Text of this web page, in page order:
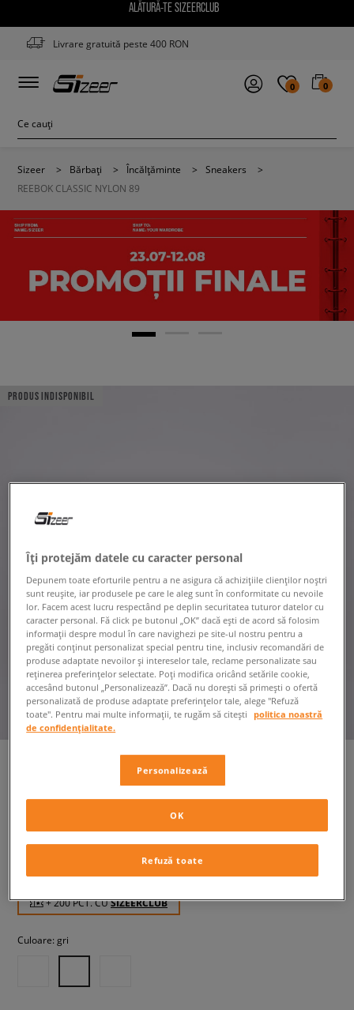
ALĂTURĂ-TE SIZEERCLUB
Livrare gratuită peste 400 RON
0 0
Sizeer > Bărbați > Încălțăminte > Sneakers
>
REEBOK CLASSIC NYLON 89
PRODUS INDISPONIBIL
REEBOK CLASSIC NYLON 89
+ 200 PCT. CUSIZEERCLUB
Culoare: gri
Îți protejăm datele cu caracter personal
Depunem toate eforturile pentru a ne asigura că achizițiile clienților noștri
sunt reușite, iar produsele pe care le aleg sunt în conformitate cu nevoile
lor. Facem acest lucru respectând pe deplin securitatea tuturor datelor cu
caracter personal. Fă click pe butonul „OK” dacă ești de acord să folosim
informații despre modul în care navighezi pe site-ul nostru pentru a
pregăti conținut personalizat special pentru tine, inclusiv recomandări de
produse adaptate nevoilor și intereselor tale, reclame personalizate sau
reținerea preferințelor selectate. Poți modifica oricând setările cookie,
accesând butonul „Personalizează”. Dacă nu dorești să primești o ofertă
personalizată de produse adaptate preferințelor tale, alege "Refuză
toate". Pentru mai multe informații, te rugăm să citești
politica noastră
de confidențialitate.
Personalizează
Refuză toate
OK